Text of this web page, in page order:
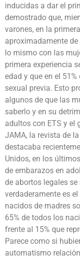
inducidas a dar el
demostrado que,
varones, en la
aproximadamente
lo mismo con las
primera experiencia
edad y que en el
sexual previa. Esto
algunos de que las
saberlo y en su
adultos con ETS y el
JAMA, la revista de
destacaba
Unidos, en los
de embarazos en
de abortos legales
verdaderamente es
nacidos de madres
65% de todos los
frente al 15% que
Parece como si
automatismo